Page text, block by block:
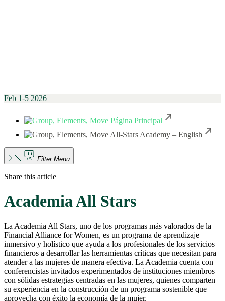
Feb 1-5 2026
Página Principal
All-Stars Academy – English
Filter Menu
Share this article
Academia All Stars
La Academia All Stars, uno de los programas más valorados de la
Financial Alliance for Women, es un programa de aprendizaje
inmersivo y holístico que ayuda a los profesionales de los servicios
financieros a desarrollar las herramientas críticas que necesitan para
atender a las mujeres de manera efectiva. La Academia cuenta con
conferencistas invitados experimentados de instituciones miembros
con sólidas estrategias centradas en las mujeres, quienes comparten
su experiencia en la construcción de un programa sostenible que
aprovecha con éxito la economía de la mujer.